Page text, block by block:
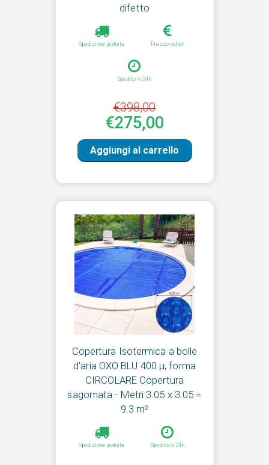
difetto
Spedizione gratuita Prezzo outlet
Spedito in 24h
€398,00
€275,00
Aggiungi al carrello
Copertura Isotermica a bolle
d'aria OXO BLU 400 µ, forma
CIRCOLARE Copertura
sagomata - Metri 3.05 x 3.05 =
9.3 m²
Spedizione gratuita Spedito in 24h